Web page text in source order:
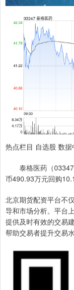
热点栏目 自选股 数
泰格医药（03347
币490.93万元回购
北京期货配资平台不
导和市场分析。平台
提供及时有效的交易
帮助交易者提升交易水